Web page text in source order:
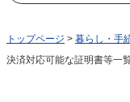
トップページ > 暮らし・手
決済対応可能な証明書等一